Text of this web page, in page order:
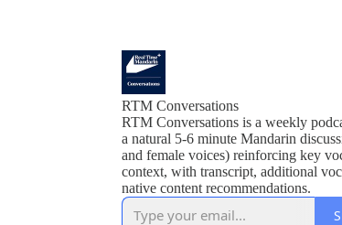
RTM Conversations
RTM Conversations is a weekly
a natural 5-6 minute Mandarin
and female voices) reinforcing key
context, with transcript, additional
native content recommendations.